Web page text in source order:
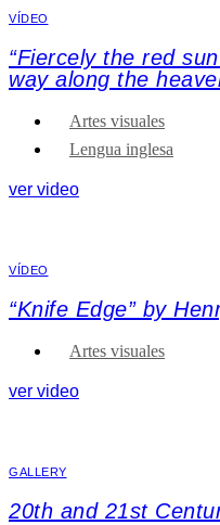
VÍDEO
“Fiercely the red
way along the
Artes visuales
Lengua inglesa
ver video
VÍDEO
“Knife Edge” by
Artes visuales
ver video
GALLERY
20th and 21st